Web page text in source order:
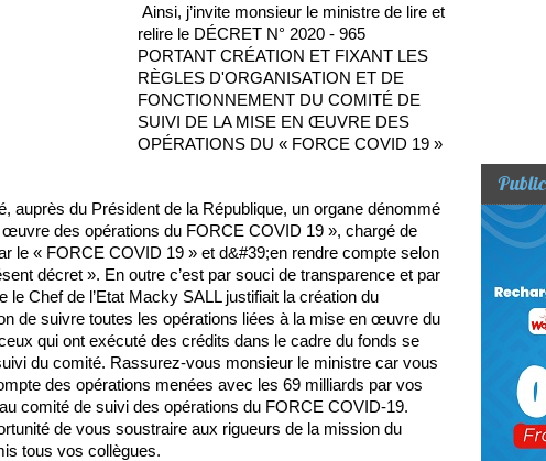
Ainsi, j’invite monsieur le ministre de lire et
relire le DÉCRET N° 2020 - 965
PORTANT CRÉATION ET FIXANT LES
RÈGLES D'ORGANISATION ET DE
FONCTIONNEMENT DU COMITÉ DE
SUIVI DE LA MISE EN ŒUVRE DES
OPÉRATIONS DU « FORCE COVID 19 »
auprès du Président de la République, un organe dénommé
des opérations du FORCE COVID 19 », chargé de
le « FORCE COVID 19 » et d&#39;en rendre compte selon
décret ». En outre c’est par souci de transparence et par
le Chef de l’Etat Macky SALL justifiait la création du
de suivre toutes les opérations liées à la mise en œuvre du
qui ont exécuté des crédits dans le cadre du fonds se
du comité. Rassurez-vous monsieur le ministre car vous
des opérations menées avec les 69 milliards par vos
comité de suivi des opérations du FORCE COVID-19.
de vous soustraire aux rigueurs de la mission du
tous vos collègues.